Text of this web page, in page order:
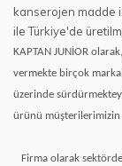
kanserojen madde
ile Türkiye'de
KAPTAN JUNİOR
vermekte birçok
üzerinde
ürünü müşterilerimizin
Firma olarak